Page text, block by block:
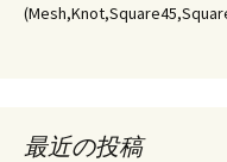
最近の投稿